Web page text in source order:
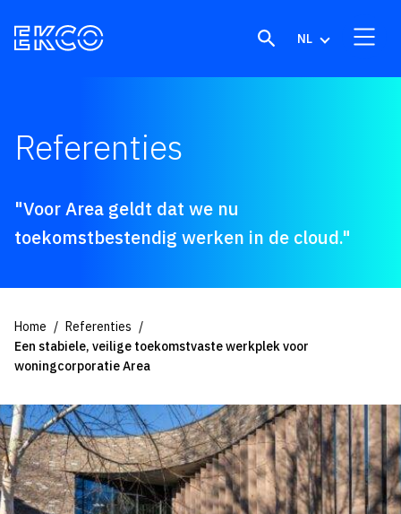
NL
Referenties
"Voor Area geldt dat we nu
toekomstbestendig werken in de cloud."
Home
Referenties
Een stabiele, veilige toekomstvaste werkplek voor
woningcorporatie Area